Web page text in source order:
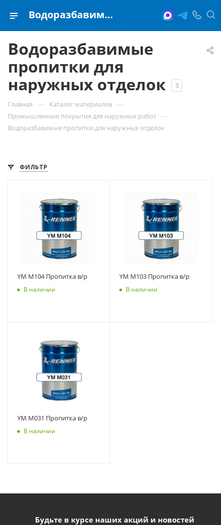
Водоразбавимые пропитки для наружных отделок
Водоразбавимые
пропитки для
наружных отделок
3
Главная — Каталог материалов —
Промышленные покрытия для наружных работ —
Водоразбавимые пропитки для наружных отделок
ФИЛЬТР
YM M104 Пропитка в/р
В наличии
YM M103 Пропитка в/р
В наличии
YM M031 Пропитка в/р
В наличии
Будьте в курсе наших акций и новостей